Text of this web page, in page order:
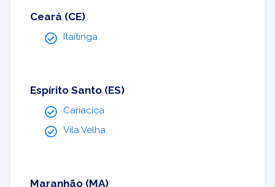
Ceará (CE)
Itaitinga
Espírito Santo (ES)
Cariacica
Vila Velha
Maranhão (MA)